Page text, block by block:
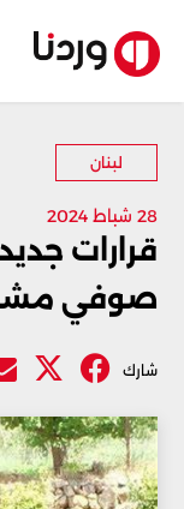
لبنان
28 شباط 2024
قرارات
صوفي
شارك